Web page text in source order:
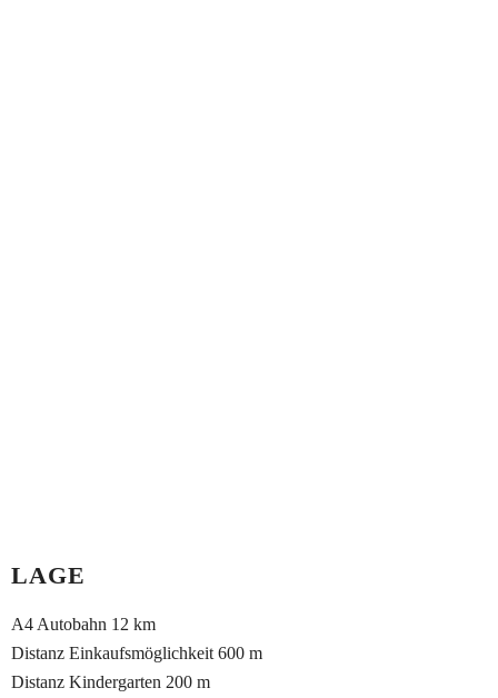
LAGE
A4 Autobahn 12 km
Distanz Einkaufsmöglichkeit 600 m
Distanz Kindergarten 200 m